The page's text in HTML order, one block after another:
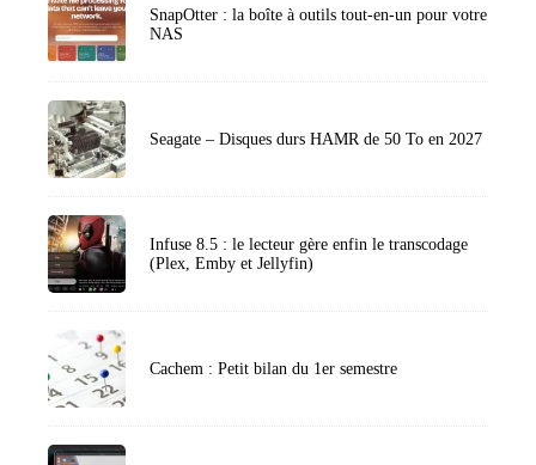
SnapOtter : la boîte à outils tout-en-un pour votre
NAS
Seagate – Disques durs HAMR de 50 To en 2027
Infuse 8.5 : le lecteur gère enfin le transcodage
(Plex, Emby et Jellyfin)
Cachem : Petit bilan du 1er semestre